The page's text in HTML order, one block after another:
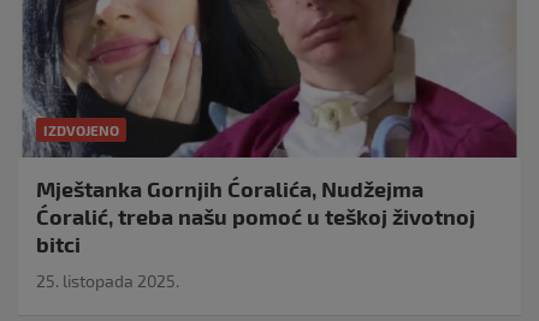
IZDVOJENO
Mještanka Gornjih Ćoralića, Nudžejma
Ćoralić, treba našu pomoć u teškoj životnoj
bitci
25. listopada 2025.